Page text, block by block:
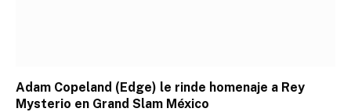
Adam Copeland (Edge) le rinde homenaje a Rey
Mysterio en Grand Slam México